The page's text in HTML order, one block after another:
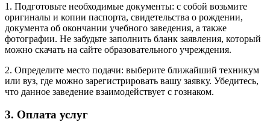
1. Подготовьте необходимые документы: с собой возьмите
оригиналы и копии паспорта, свидетельства о рождении,
документа об окончании учебного заведения, а также
фотографии. Не забудьте заполнить бланк заявления, который
можно скачать на сайте образовательного учреждения.
2. Определите место подачи: выберите ближайший техникум
или вуз, где можно зарегистрировать вашу заявку. Убедитесь,
что данное заведение взаимодействует с гознаком.
3. Оплата услуг